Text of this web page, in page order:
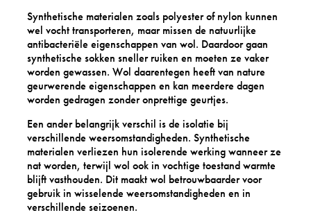
Synthetische materialen zoals polyester of nylon kunnen
wel vocht transporteren, maar missen de natuurlijke
antibacteriële eigenschappen van wol. Daardoor gaan
synthetische sokken sneller ruiken en moeten ze vaker
worden gewassen. Wol daarentegen heeft van nature
geurwerende eigenschappen en kan meerdere dagen
worden gedragen zonder onprettige geurtjes.
Een ander belangrijk verschil is de isolatie bij
verschillende weersomstandigheden. Synthetische
materialen verliezen hun isolerende werking wanneer ze
nat worden, terwijl wol ook in vochtige toestand warmte
blijft vasthouden. Dit maakt wol betrouwbaarder voor
gebruik in wisselende weersomstandigheden en in
verschillende seizoenen.